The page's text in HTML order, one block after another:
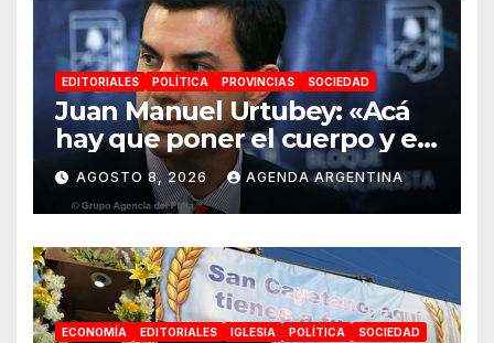
EDITORIALES POLÍTICA PROVINCIAS SOCIEDAD
Juan Manuel Urtubey: «Acá
hay que poner el cuerpo y el
alma. La Argentina tiene que
ir a la construcción de un
proyecto nacional»
AGOSTO 8, 2026 AGENDA ARGENTINA
ECONOMÍA EDITORIALES IGLESIA POLÍTICA SOCIEDAD